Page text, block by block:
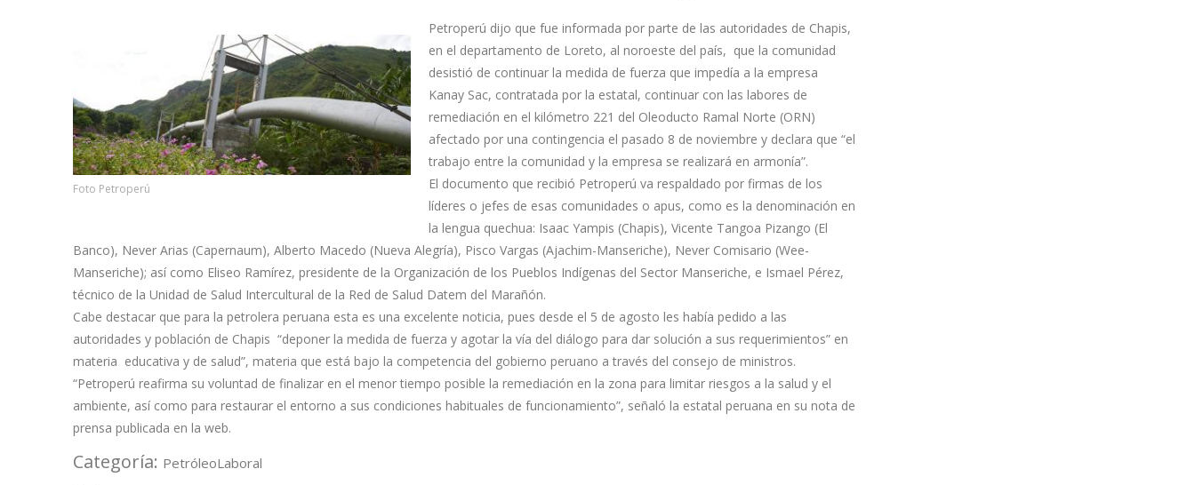
Foto Petroperú
Petroperú dijo que fue informada por parte de las autoridades de Chapis,
en el departamento de Loreto, al noroeste del país, que la comunidad
desistió de continuar la medida de fuerza que impedía a la empresa
Kanay Sac, contratada por la estatal, continuar con las labores de
remediación en el kilómetro 221 del Oleoducto Ramal Norte (ORN)
afectado por una contingencia el pasado 8 de noviembre y declara que “el
trabajo entre la comunidad y la empresa se realizará en armonía”.
El documento que recibió Petroperú va respaldado por firmas de los
líderes o jefes de esas comunidades o apus, como es la denominación en
la lengua quechua: Isaac Yampis (Chapis), Vicente Tangoa Pizango (El
Banco), Never Arias (Capernaum), Alberto Macedo (Nueva Alegría), Pisco Vargas (Ajachim-Manseriche), Never Comisario (Wee-
Manseriche); así como Eliseo Ramírez, presidente de la Organización de los Pueblos Indígenas del Sector Manseriche, e Ismael Pérez,
técnico de la Unidad de Salud Intercultural de la Red de Salud Datem del Marañón.
Cabe destacar que para la petrolera peruana esta es una excelente noticia, pues desde el 5 de agosto les había pedido a las
autoridades y población de Chapis “deponer la medida de fuerza y agotar la vía del diálogo para dar solución a sus requerimientos” en
materia educativa y de salud”, materia que está bajo la competencia del gobierno peruano a través del consejo de ministros.
“Petroperú reafirma su voluntad de finalizar en el menor tiempo posible la remediación en la zona para limitar riesgos a la salud y el
ambiente, así como para restaurar el entorno a sus condiciones habituales de funcionamiento”, señaló la estatal peruana en su nota de
prensa publicada en la web.
Categoría: PetróleoLaboral